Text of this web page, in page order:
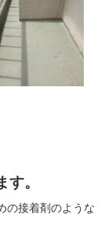
。
の接着剤のような